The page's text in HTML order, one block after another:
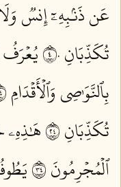
عَن ذَنۢبِهِۦٓ إِنسٞ وَلَا
تُكَذِّبَانِ ٤٠
بِٱلنَّوَٰصِي وَٱلۡأَقۡدَامِ ٤١
تُكَذِّبَانِ ٤٢
هَٰذِهِۦ
ٱلۡمُجۡرِمُونَ ٤٣